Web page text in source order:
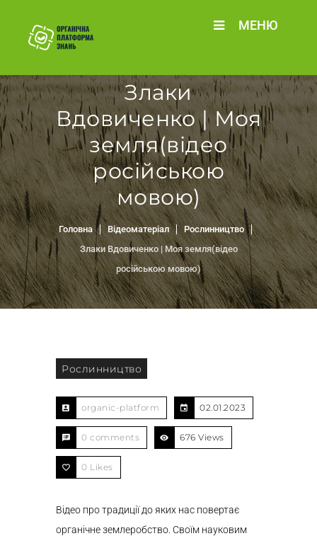
МЕНЮ
Злаки
Вдовиченко | Моя
земля(відео
російською
мовою)
Головна Відеоматеріал
Рослинництво
Злаки Вдовиченко | Моя земля(відео
російською мовою)
Рослинництво
organic-platform 02.01.2023
0 comments 676 Views
0 Likes
Відео про традиції до яких нас повертає
органічне землеробство. Своїм науковим